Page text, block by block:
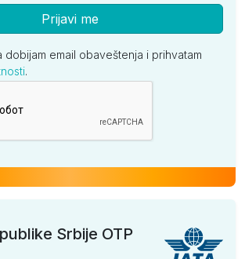
Prijavi me
dobijam email obaveštenja i prihvatam
.
Srbije OTP